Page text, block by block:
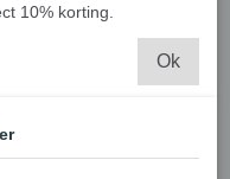
10% korting.
Ok